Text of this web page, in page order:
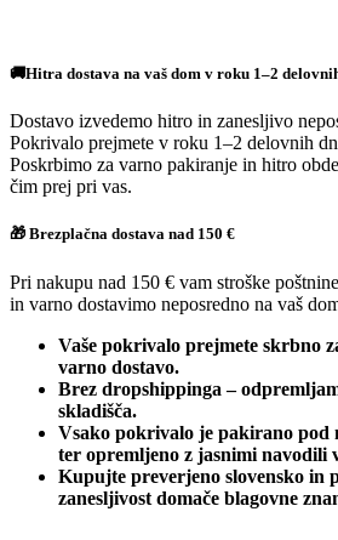
🚚Hitra dostava na vaš dom v roku 1–2
Dostavo izvedemo hitro in zanesljivo
Pokrivalo prejmete v roku 1–2 delovnih
Poskrbimo za varno pakiranje in hitro
čim prej pri vas.
🎁 Brezplačna dostava nad 150 €
Pri nakupu nad 150 € vam stroške
in varno dostavimo neposredno na vaš
Vaše pokrivalo prejmete skrbno
varno dostavo.
Brez dropshippinga –
skladišča.
Vsako pokrivalo je pakirano pod
ter opremljeno z jasnimi navodili
Kupujte preverjeno slovensko in
zanesljivost domače blagovne